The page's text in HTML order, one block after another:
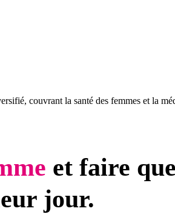
couvrant la santé des femmes et la
et faire
jour.